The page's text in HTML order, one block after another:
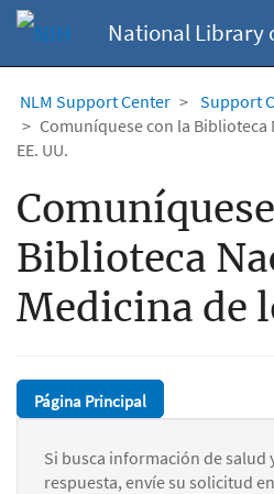
National Library
NLM Support Center
Support
Comuníquese con la Biblioteca
EE. UU.
Biblioteca
Medicina de
Página Principal
Si busca información de salud
respuesta, envíe su solicitud